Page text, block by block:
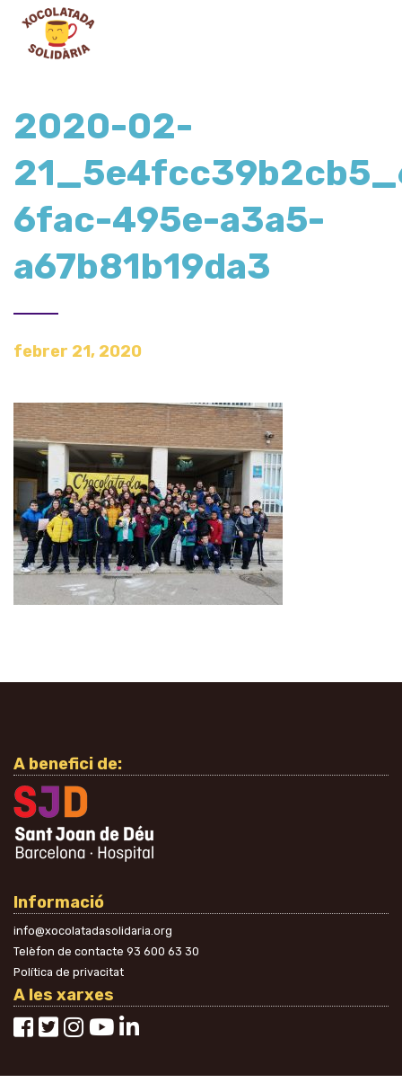
2020-02-
6fac-495e-a3a5-
a67b81b19da3
febrer 21, 2020
A benefici de:
Informació
info@xocolatadasolidaria.org
Telèfon de contacte 93 600 63 30
Política de privacitat
A les xarxes